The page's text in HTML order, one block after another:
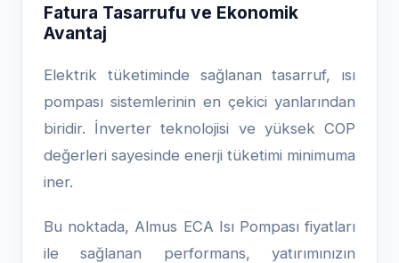
Fatura Tasarrufu ve Ekonomik
Avantaj
Elektrik tüketiminde sağlanan tasarruf, ısı
pompası sistemlerinin en çekici yanlarından
biridir. İnverter teknolojisi ve yüksek COP
değerleri sayesinde enerji tüketimi minimuma
iner.
Bu noktada, Almus ECA Isı Pompası fiyatları
ile sağlanan performans, yatırımınızın